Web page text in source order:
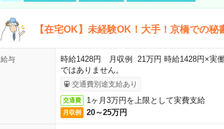
【在宅OK】未経験OK！大手！京橋での秘
給与
時給1428円 月収例 21万円 時給1428円×実
ではありません。
交通費別途支給あり
交通費 1ヶ月3万円を上限として実費支給
月収例 20～25万円